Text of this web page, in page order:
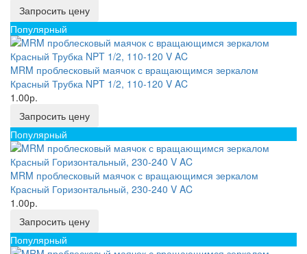
Запросить цену
Популярный
MRM проблесковый маячок с вращающимся зеркалом
Красный Трубка NPT 1/2, 110-120 V AC
1.00р.
Запросить цену
Популярный
MRM проблесковый маячок с вращающимся зеркалом
Красный Горизонтальный, 230-240 V AC
1.00р.
Запросить цену
Популярный